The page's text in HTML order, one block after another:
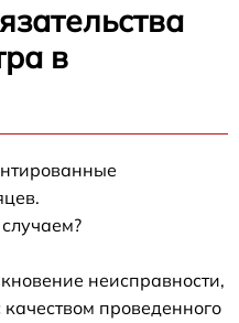
в
неисправности,
проведенного